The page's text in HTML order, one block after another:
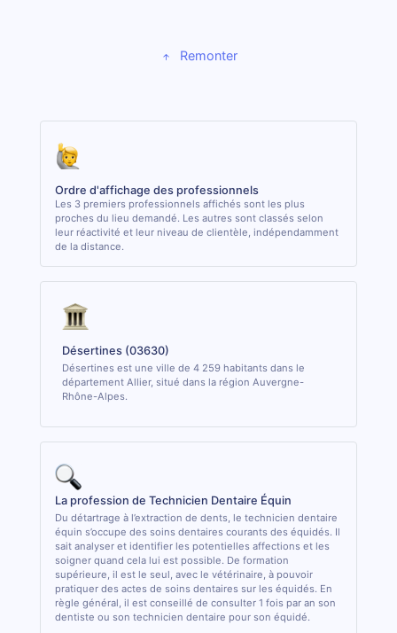
Remonter
Ordre d'affichage des professionnels
Les 3 premiers professionnels affichés sont les plus
proches du lieu demandé. Les autres sont classés selon
leur réactivité et leur niveau de clientèle, indépendamment
de la distance.
Désertines (03630)
Désertines est une ville de 4 259 habitants dans le
département Allier, situé dans la région Auvergne-
Rhône-Alpes.
La profession de Technicien Dentaire Équin
Du détartrage à l’extraction de dents, le technicien dentaire
équin s’occupe des soins dentaires courants des équidés. Il
sait analyser et identifier les potentielles affections et les
soigner quand cela lui est possible. De formation
supérieure, il est le seul, avec le vétérinaire, à pouvoir
pratiquer des actes de soins dentaires sur les équidés. En
règle général, il est conseillé de consulter 1 fois par an son
dentiste ou son technicien dentaire pour son équidé.